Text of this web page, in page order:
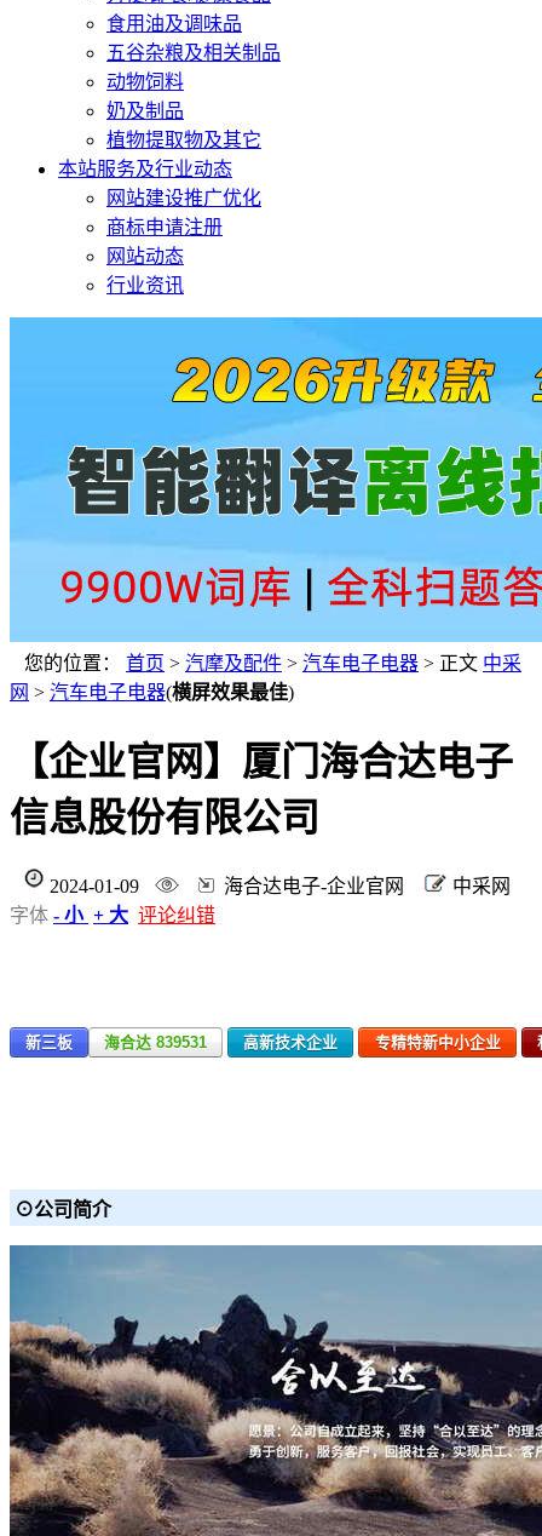
食用油及调味品
五谷杂粮及相关制品
动物饲料
奶及制品
植物提取物及其它
本站服务及行业动态
网站建设推广优化
商标申请注册
网站动态
行业资讯
您的位置： 首页 > 汽摩及配件 > 汽车电子电器 > 正文 中采
网 > 汽车电子电器(横屏效果最佳)
【企业官网】厦门海合达电子
信息股份有限公司
2024-01-09 海合达电子-企业官网
中采网
字体 - 小 + 大 评论纠错
新三板 海合达 839531 高新技术企业 专精特新中小企业
⊙公司简介